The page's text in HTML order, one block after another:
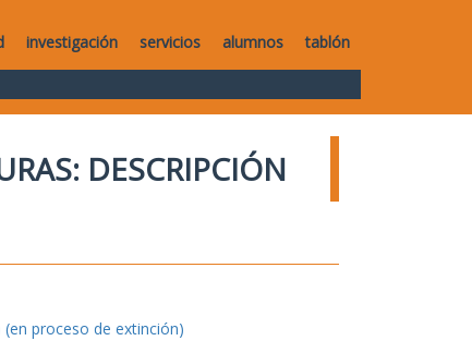
investigación servicios alumnos tablón
DESCRIPCIÓN
(en proceso de extinción)